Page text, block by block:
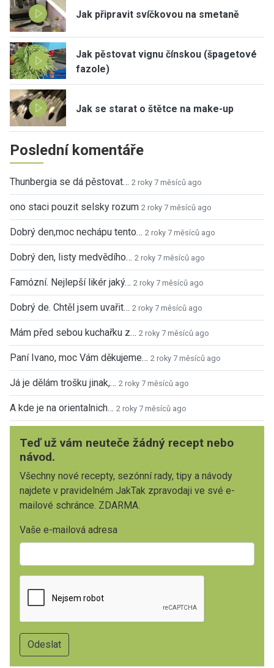
Jak připravit svíčkovou na smetaně
Jak pěstovat vignu čínskou (špagetové
fazole)
Jak se starat o štětce na make-up
Poslední komentáře
Thunbergia se dá pěstovat… 2 roky 7 měsíců ago
ono staci pouzit selsky rozum 2 roky 7 měsíců ago
Dobrý den,moc nechápu tento… 2 roky 7 měsíců ago
Dobrý den, listy medvědího… 2 roky 7 měsíců ago
Famózní. Nejlepší likér jaký… 2 roky 7 měsíců ago
Dobrý de. Chtěl jsem uvařit… 2 roky 7 měsíců ago
Mám před sebou kuchařku z… 2 roky 7 měsíců ago
Paní Ivano, moc Vám děkujeme… 2 roky 7 měsíců ago
Já je dělám trošku jinak,… 2 roky 7 měsíců ago
A kde je na orientalnich… 2 roky 7 měsíců ago
Teď už vám neuteče žádný recept nebo
návod.
Všechny nové recepty, sezónní rady, tipy a návody
najdete v pravidelném JakTak zpravodaji ve své e-
mailové schránce. ZDARMA.
Vaše e-mailová adresa